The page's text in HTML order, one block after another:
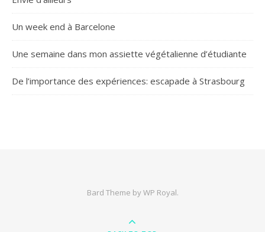
Un week end à Barcelone
Une semaine dans mon assiette végétalienne d’étudiante
De l’importance des expériences: escapade à Strasbourg
Bard Theme byWP Royal.